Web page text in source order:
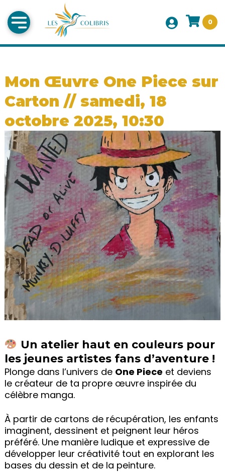
0
Mon Œuvre One Piece sur
Carton // samedi, 18
octobre 2025, 10:30
Un atelier haut en couleurs pour
les jeunes artistes fans d’aventure !
Plonge dans l’univers de One Piece et deviens
le créateur de ta propre œuvre inspirée du
célèbre manga.
À partir de cartons de récupération, les enfants
imaginent, dessinent et peignent leur héros
préféré. Une manière ludique et expressive de
développer leur créativité tout en explorant les
bases du dessin et de la peinture.